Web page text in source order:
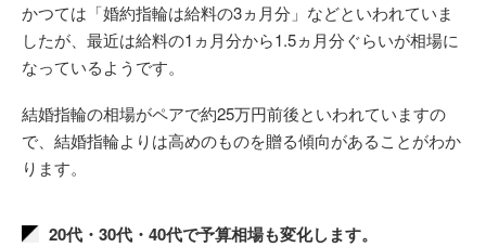
かつては「婚約指輪は給料の3ヵ月分」などといわれていま
したが、最近は給料の1ヵ月分から1.5ヵ月分ぐらいが相場に
なっているようです。
結婚指輪の相場がペアで約25万円前後といわれていますの
で、結婚指輪よりは高めのものを贈る傾向があることがわか
ります。
20代・30代・40代で予算相場も変化します。